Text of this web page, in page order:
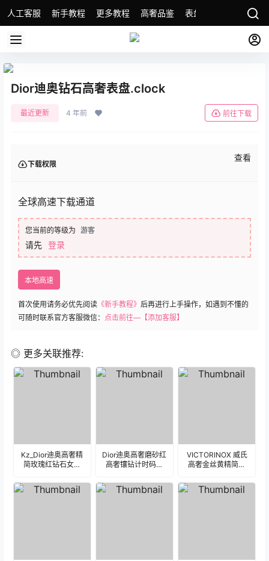
人工客服 新手教程 更多教程 高奢品鉴 表盘精选 名表故事
Dior迪奥钻石高奢表盘.clock
最近更新 4 年前 前往下载
下载权限
查看
全球高速下载通道
您当前的等级为 游客
请先 登录
本地高速
首次使用请务必优先阅读 《新手教程》 后再进行上手操作，如遇到不懂的
可随时联系官方客服微信： 点击前往—【添加客服】
◎ 更多关联推荐:
Kz_Dior迪奥高奢精
简玫瑰红钻石女性
Dior迪奥高奢磨砂红
高奢镶钻计时码表
VICTORINOX 威氏
高奢金丝黄精简数